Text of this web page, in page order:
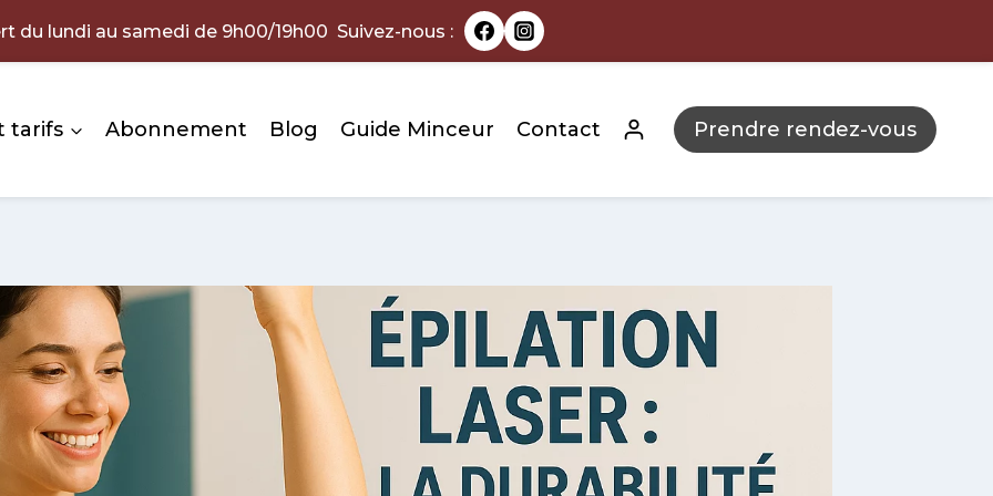
du lundi au samedi de 9h00/19h00 Suivez-nous :
tarifs Abonnement Blog Guide Minceur Contact Prendre rendez-vous